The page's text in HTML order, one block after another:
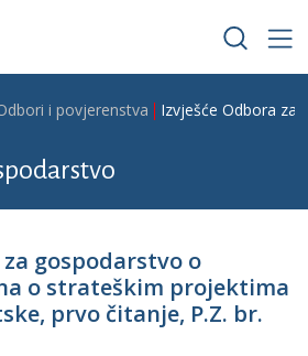
i povjerenstva Izvješće Odbora za
gospodarstvo o
o strateškim projektima
prvo čitanje, P.Z. br.